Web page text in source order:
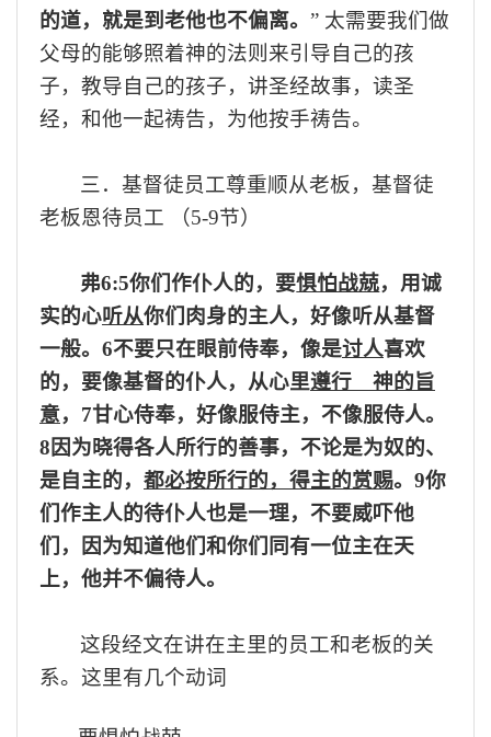
的道，就是到老他也不偏离。 ” 太需要我们做
父母的能够照着神的法则来引导自己的孩
子，教导自己的孩子，讲圣经故事，读圣
经， 和他一起祷告，为他按手祷告。
三．基督徒员工尊重顺从老板，基督徒
老板恩待员工
（5-9节）
弗6:5你们作仆人的，要惧怕战兢，用诚
实的心听从你们肉身的主人，好像听从基督
一般。 6不要只在眼前侍奉，像是讨人喜欢
的，要像基督的仆人，从心里遵行 神的旨
意， 7甘心侍奉，好像服侍主，不像服侍人。
8因为晓得各人所行的善事，不论是为奴的、
是自主的， 都必按所行的，得主的赏赐。 9你
们作主人的待仆人也是一理，不要威吓他
们，因为知道他们和你们同有一位主在天
上，他并不偏待人。
这段经文在讲在主里的员工和老板的关
系。 这里有几个动词